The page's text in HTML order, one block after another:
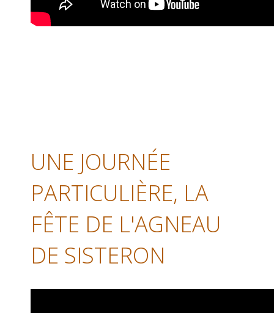
UNE JOURNÉE
PARTICULIÈRE, LA
FÊTE DE L'AGNEAU
DE SISTERON